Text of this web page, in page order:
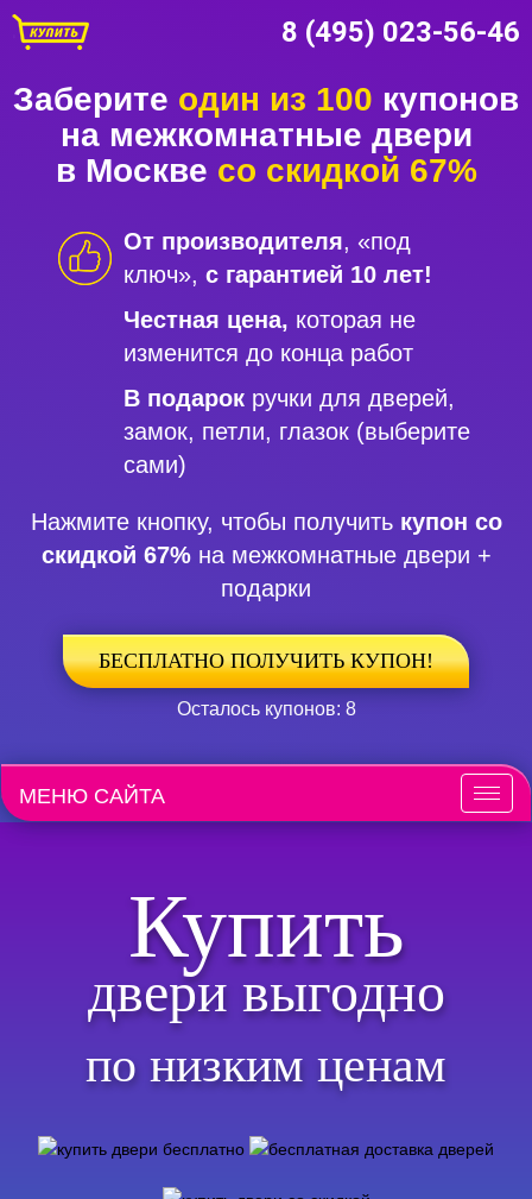
8 (495) 023-56-46
Заберите один из 100 купонов
на межкомнатные двери
в Москве со скидкой 67%
От производителя, «под
ключ», с гарантией 10 лет!
Честная цена, которая не
изменится до конца работ
В подарок ручки для дверей,
замок, петли, глазок (выберите
сами)
Нажмите кнопку, чтобы получить купон со
скидкой 67%на межкомнатные двери +
подарки
БЕСПЛАТНО ПОЛУЧИТЬ КУПОН!
Осталось купонов: 8
Меню
МЕНЮ САЙТА
Купить
двери выгодно
по низким ценам